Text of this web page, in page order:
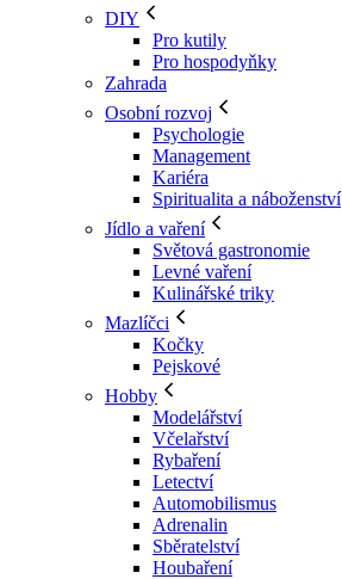
DIY
Pro kutily
Pro hospodyňky
Zahrada
Osobní rozvoj
Psychologie
Management
Kariéra
Spiritualita a náboženství
Jídlo a vaření
Světová gastronomie
Levné vaření
Kulinářské triky
Mazlíčci
Kočky
Pejskové
Hobby
Modelářství
Včelařství
Rybaření
Letectví
Automobilismus
Adrenalin
Sběratelství
Houbaření